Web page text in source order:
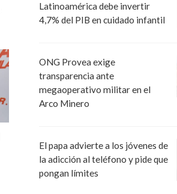
Latinoamérica debe invertir
4,7% del PIB en cuidado infantil
ONG Provea exige
transparencia ante
megaoperativo militar en el
Arco Minero
El papa advierte a los jóvenes de
la adicción al teléfono y pide que
pongan límites